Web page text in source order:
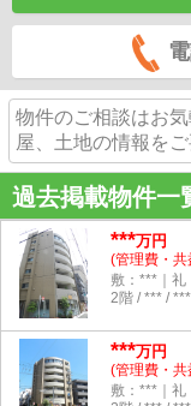
物件のご相談はお
屋、土地の情報を
過去掲載物件一
***万円
(管理費・
敷：***｜礼
2階 / *** / ***
***万円
(管理費・
敷：***｜礼